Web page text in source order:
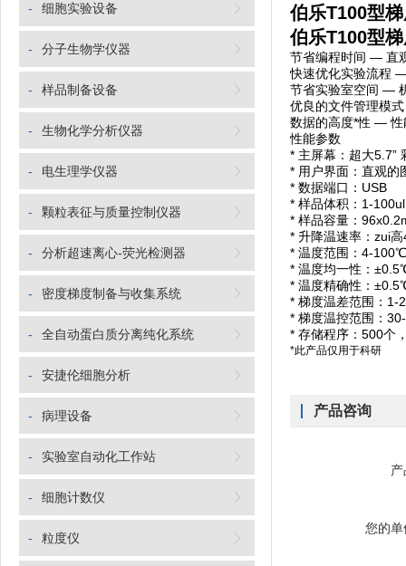
- 细胞实验设备
- 分子生物学仪器
- 样品制备设备
- 生物化学分析仪器
- 电生理学仪器
- 颗粒表征与质量控制仪器
- 分析超速离心-荧光检测器
- 密度梯度制备与收集系统
- 全自动蛋白质分离纯化系统
- 安捷伦细胞分析
- 病理设备
- 实验室自动化工作站
- 细胞计数仪
- 粒度仪
伯乐T100型
伯乐T100型
节省编程时间 — 直
快速优化实验流程
节省实验室空间 —
优良的文件管理模
数据的高度*性 — 性
性能参数
* 主屏幕：超大5.7”
* 用户界面：直观
* 数据端口：USB
* 样品体积：1-
* 样品容量：
* 升降温速率：zui
* 温度范围：4-
* 温度均一性：
* 温度精确性：
* 梯度温差范围：
* 梯度温控范围：
* 存储程序：500个
*此产品仅用于科研
产品咨询
您的单